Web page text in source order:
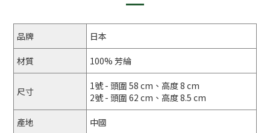
品牌 日本
材質 100% 芳綸
尺寸
1號 - 頭圍 58 cm、高度 8 cm
2號 - 頭圍 62 cm、高度 8.5 cm
產地 中國